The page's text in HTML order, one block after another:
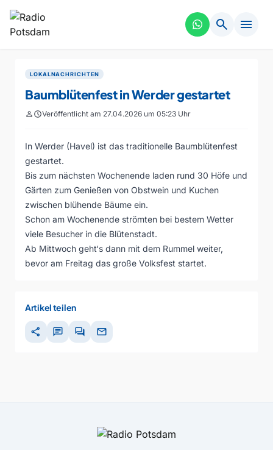
search menu
LOKALNACHRICHTEN
Baumblütenfest in Werder gestartet
personscheduleVeröffentlicht am 27.04.2026 um 05:23 Uhr
In Werder (Havel) ist das traditionelle Baumblütenfest
gestartet.
Bis zum nächsten Wochenende laden rund 30 Höfe und
Gärten zum Genießen von Obstwein und Kuchen
zwischen blühende Bäume ein.
Schon am Wochenende strömten bei bestem Wetter
viele Besucher in die Blütenstadt.
Ab Mittwoch geht‘s dann mit dem Rummel weiter,
bevor am Freitag das große Volksfest startet.
Artikel teilen
share chat forum mail